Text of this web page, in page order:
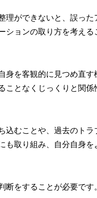
理ができないと、誤った
ションの取り方を考える
を客観的に見つめ直す
となくじっくりと関係
むことや、過去のトラ
も取り組み、自分自身を
断をすることが必要です